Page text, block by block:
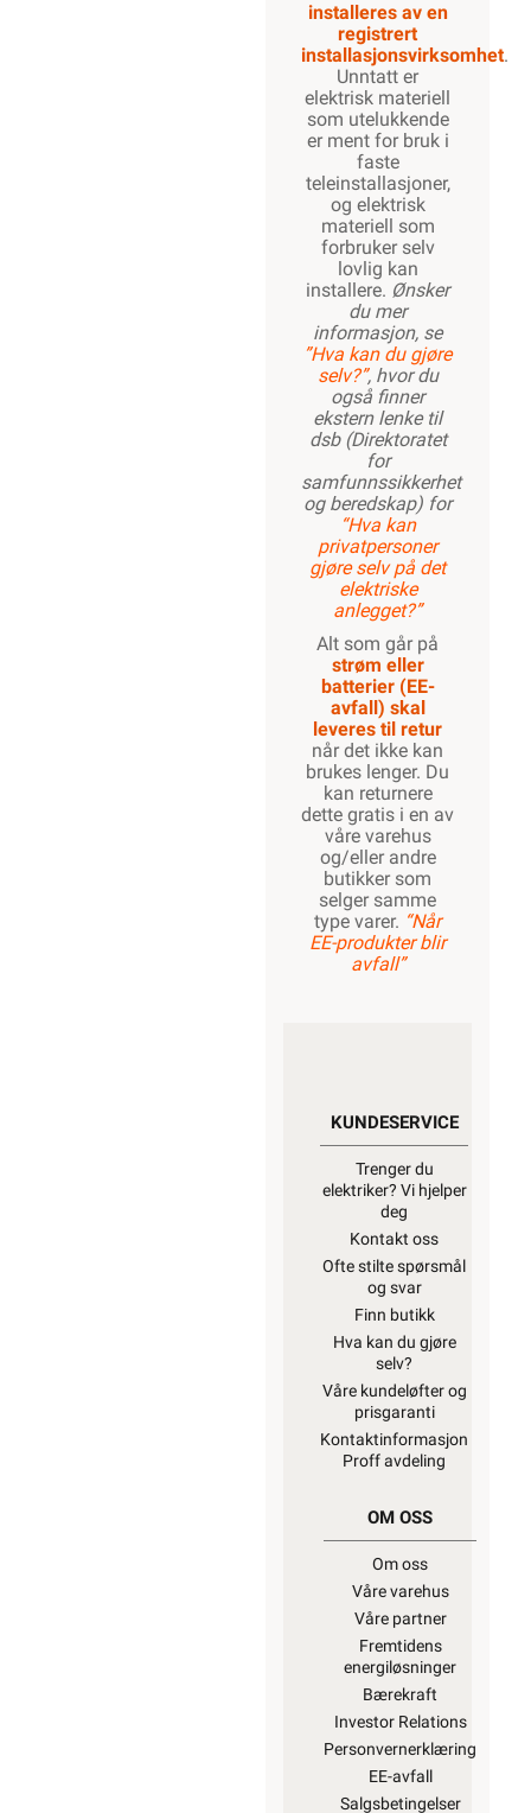
installeres av en
registrert
installasjonsvirksomhet.
Unntatt er
elektrisk materiell
som utelukkende
er ment for bruk i
faste
teleinstallasjoner,
og elektrisk
materiell som
forbruker selv
lovlig kan
installere. Ønsker
du mer
informasjon, se
”Hva kan du gjøre
selv?”, hvor du
også finner
ekstern lenke til
dsb (Direktoratet
for
samfunnssikkerhet
og beredskap) for
“Hva kan
privatpersoner
gjøre selv på det
elektriske
anlegget?”
Alt som går på
strøm eller
batterier (EE-
avfall) skal
leveres til retur
når det ikke kan
brukes lenger. Du
kan returnere
dette gratis i en av
våre varehus
og/eller andre
butikker som
selger samme
type varer. “Når
EE-produkter blir
avfall”
KUNDESERVICE
Trenger du
elektriker? Vi hjelper
deg
Kontakt oss
Ofte stilte spørsmål
og svar
Finn butikk
Hva kan du gjøre
selv?
Våre kundeløfter og
prisgaranti
Kontaktinformasjon
Proff avdeling
OM OSS
Om oss
Våre varehus
Våre partner
Fremtidens
energiløsninger
Bærekraft
Investor Relations
Personvernerklæring
EE-avfall
Salgsbetingelser